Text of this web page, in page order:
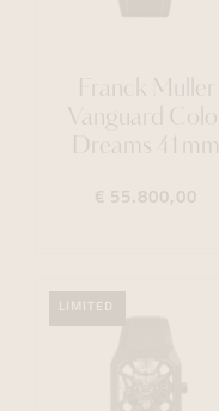
Franck Muller
Vanguard Color
Dreams 41mm
€ 55.800,00
LIMITED